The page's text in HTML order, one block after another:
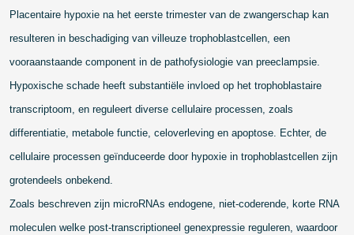
Placentaire hypoxie na het eerste trimester van de zwangerschap kan
resulteren in beschadiging van villeuze trophoblastcellen, een
vooraanstaande component in de pathofysiologie van preeclampsie.
Hypoxische schade heeft substantiële invloed op het trophoblastaire
transcriptoom, en reguleert diverse cellulaire processen, zoals
differentiatie, metabole functie, celoverleving en apoptose. Echter, de
cellulaire processen geïnduceerde door hypoxie in trophoblastcellen zijn
grotendeels onbekend.
Zoals beschreven zijn microRNAs endogene, niet-coderende, korte RNA
moleculen welke post-transcriptioneel genexpressie reguleren, waardoor